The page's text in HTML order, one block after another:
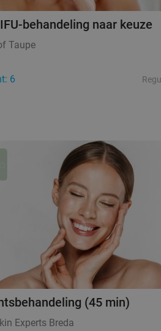
behandeling naar keuze
Taupe
6
(45 min)
Experts Breda